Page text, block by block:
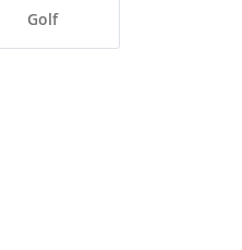
Golf